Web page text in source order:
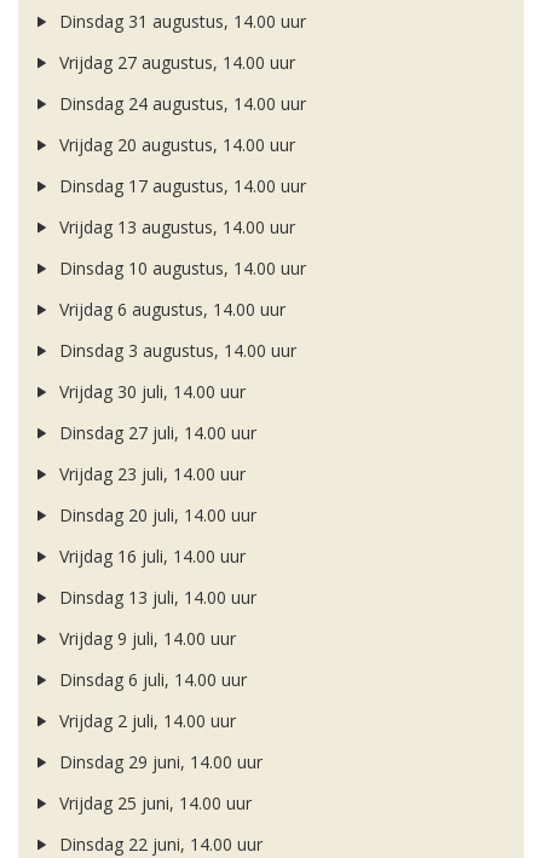
Dinsdag 31 augustus, 14.00 uur
Vrijdag 27 augustus, 14.00 uur
Dinsdag 24 augustus, 14.00 uur
Vrijdag 20 augustus, 14.00 uur
Dinsdag 17 augustus, 14.00 uur
Vrijdag 13 augustus, 14.00 uur
Dinsdag 10 augustus, 14.00 uur
Vrijdag 6 augustus, 14.00 uur
Dinsdag 3 augustus, 14.00 uur
Vrijdag 30 juli, 14.00 uur
Dinsdag 27 juli, 14.00 uur
Vrijdag 23 juli, 14.00 uur
Dinsdag 20 juli, 14.00 uur
Vrijdag 16 juli, 14.00 uur
Dinsdag 13 juli, 14.00 uur
Vrijdag 9 juli, 14.00 uur
Dinsdag 6 juli, 14.00 uur
Vrijdag 2 juli, 14.00 uur
Dinsdag 29 juni, 14.00 uur
Vrijdag 25 juni, 14.00 uur
Dinsdag 22 juni, 14.00 uur